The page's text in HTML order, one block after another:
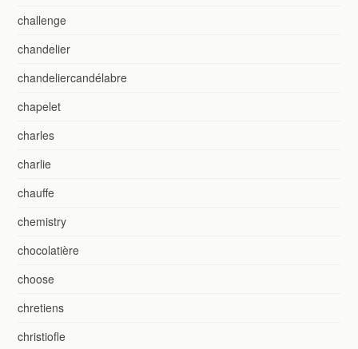
challenge
chandelier
chandeliercandélabre
chapelet
charles
charlie
chauffe
chemistry
chocolatière
choose
chretiens
christiofle